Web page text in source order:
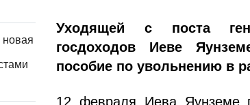
новая
Уходящей с поста
госдоходов Иеве
пособие по увольнению в
12 февраля Иева Яунземе